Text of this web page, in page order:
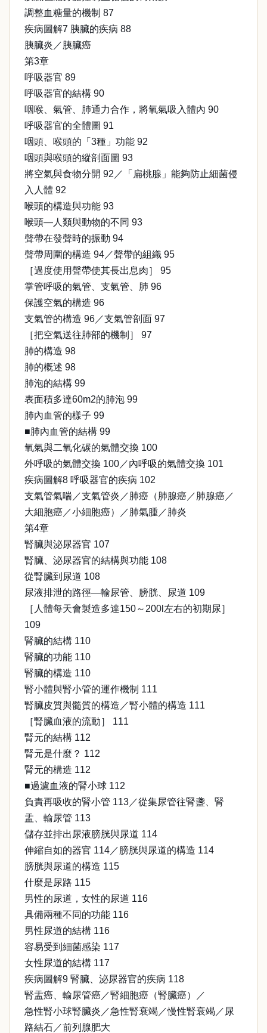
調整血糖量的機制 87
疾病圖解7 胰臟的疾病 88
胰臟炎／胰臟癌
第3章
呼吸器官 89
呼吸器官的結構 90
咽喉、氣管、肺通力合作，將氧氣吸入體內 90
呼吸器官的全體圖 91
咽頭、喉頭的「3種」功能 92
咽頭與喉頭的縱剖面圖 93
將空氣與食物分開 92／「扁桃腺」能夠防止細菌侵
入人體 92
喉頭的構造與功能 93
喉頭—人類與動物的不同 93
聲帶在發聲時的振動 94
聲帶周圍的構造 94／聲帶的組織 95
［過度使用聲帶使其長出息肉］ 95
掌管呼吸的氣管、支氣管、肺 96
保護空氣的構造 96
支氣管的構造 96／支氣管剖面 97
［把空氣送往肺部的機制］ 97
肺的構造 98
肺的概述 98
肺泡的結構 99
表面積多達60m2的肺泡 99
肺內血管的樣子 99
■肺內血管的結構 99
氧氣與二氧化碳的氣體交換 100
外呼吸的氣體交換 100／內呼吸的氣體交換 101
疾病圖解8 呼吸器官的疾病 102
支氣管氣喘／支氣管炎／肺癌（肺腺癌／肺腺癌／
大細胞癌／小細胞癌）／肺氣腫／肺炎
第4章
腎臟與泌尿器官 107
腎臟、泌尿器官的結構與功能 108
從腎臟到尿道 108
尿液排泄的路徑—輸尿管、膀胱、尿道 109
［人體每天會製造多達150～200l左右的初期尿］
109
腎臟的結構 110
腎臟的功能 110
腎臟的構造 110
腎小體與腎小管的運作機制 111
腎臟皮質與髓質的構造／腎小體的構造 111
［腎臟血液的流動］ 111
腎元的結構 112
腎元是什麼？ 112
腎元的構造 112
■過濾血液的腎小球 112
負責再吸收的腎小管 113／從集尿管往腎盞、腎
盂、輸尿管 113
儲存並排出尿液膀胱與尿道 114
伸縮自如的器官 114／膀胱與尿道的構造 114
膀胱與尿道的構造 115
什麼是尿路 115
男性的尿道，女性的尿道 116
具備兩種不同的功能 116
男性尿道的結構 116
容易受到細菌感染 117
女性尿道的結構 117
疾病圖解9 腎臟、泌尿器官的疾病 118
腎盂癌、輸尿管癌／腎細胞癌（腎臟癌）／
急性腎小球腎臟炎／急性腎衰竭／慢性腎衰竭／尿
路結石／前列腺肥大